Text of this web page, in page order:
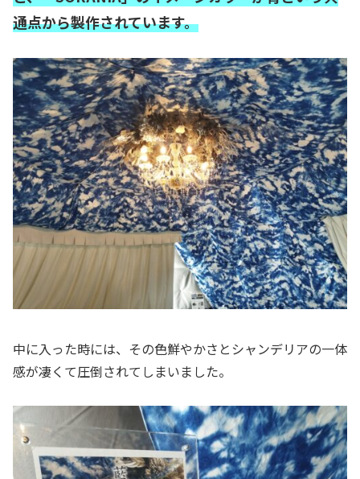
通点から製作されています。
中に入った時には、その色鮮やかさとシャンデリアの一体
感が凄くて圧倒されてしまいました。